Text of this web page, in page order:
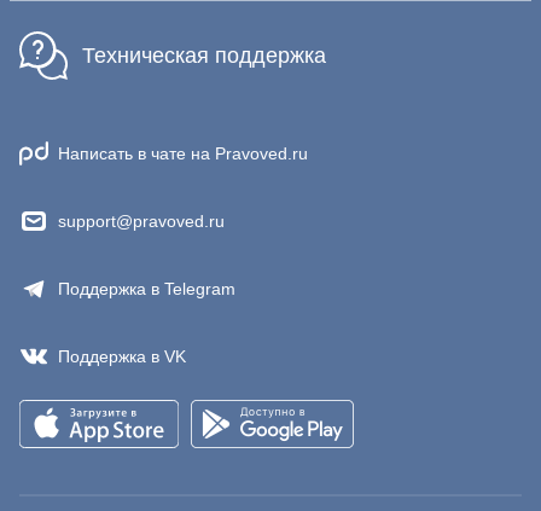
Техническая поддержка
Написать в чате на Pravoved.ru
support@pravoved.ru
Поддержка в Telegram
Поддержка в VK